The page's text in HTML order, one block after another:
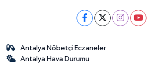
Antalya Nöbetçi Eczaneler
Antalya Hava Durumu